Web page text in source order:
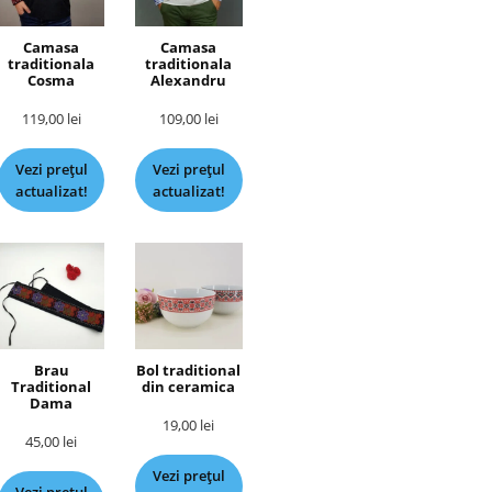
Camasa
traditionala
Cosma
119,00 lei
Vezi prețul
actualizat!
Camasa
traditionala
Alexandru
109,00 lei
Vezi prețul
actualizat!
Brau
Traditional
Dama
45,00 lei
Bol traditional
din ceramica
19,00 lei
Vezi prețul